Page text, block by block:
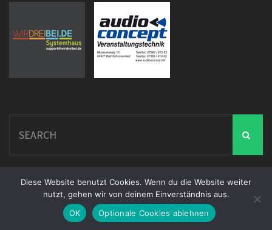
for:
Powered by WordPress
Diese Website benutzt Cookies. Wenn du die Website weiter
nutzt, gehen wir von deinem Einverständnis aus.
OK
Optionale Cookies ablehnen